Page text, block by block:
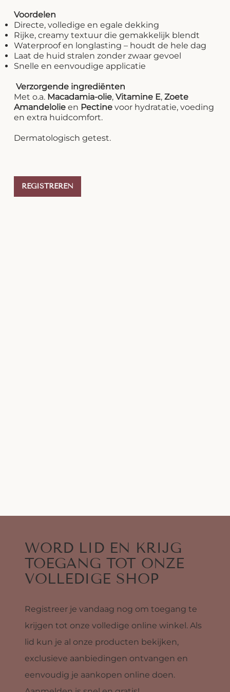
Voordelen
Directe, volledige en egale dekking
Rijke, creamy textuur die gemakkelijk blendt
Waterproof en longlasting – houdt de hele dag
Laat de huid stralen zonder zwaar gevoel
Snelle en eenvoudige applicatie
Verzorgende ingrediënten
Met o.a. Macadamia-olie,Vitamine E,Zoete
Amandelolie en Pectine voor hydratatie, voeding
en extra huidcomfort.
Dermatologisch getest.
REGISTREREN
WORD LID EN KRIJG
TOEGANG TOT ONZE
VOLLEDIGE SHOP
Registreer je vandaag nog om toegang te
krijgen tot onze volledige online winkel. Als
lid kun je al onze producten bekijken,
exclusieve aanbiedingen ontvangen en
eenvoudig je aankopen online doen.